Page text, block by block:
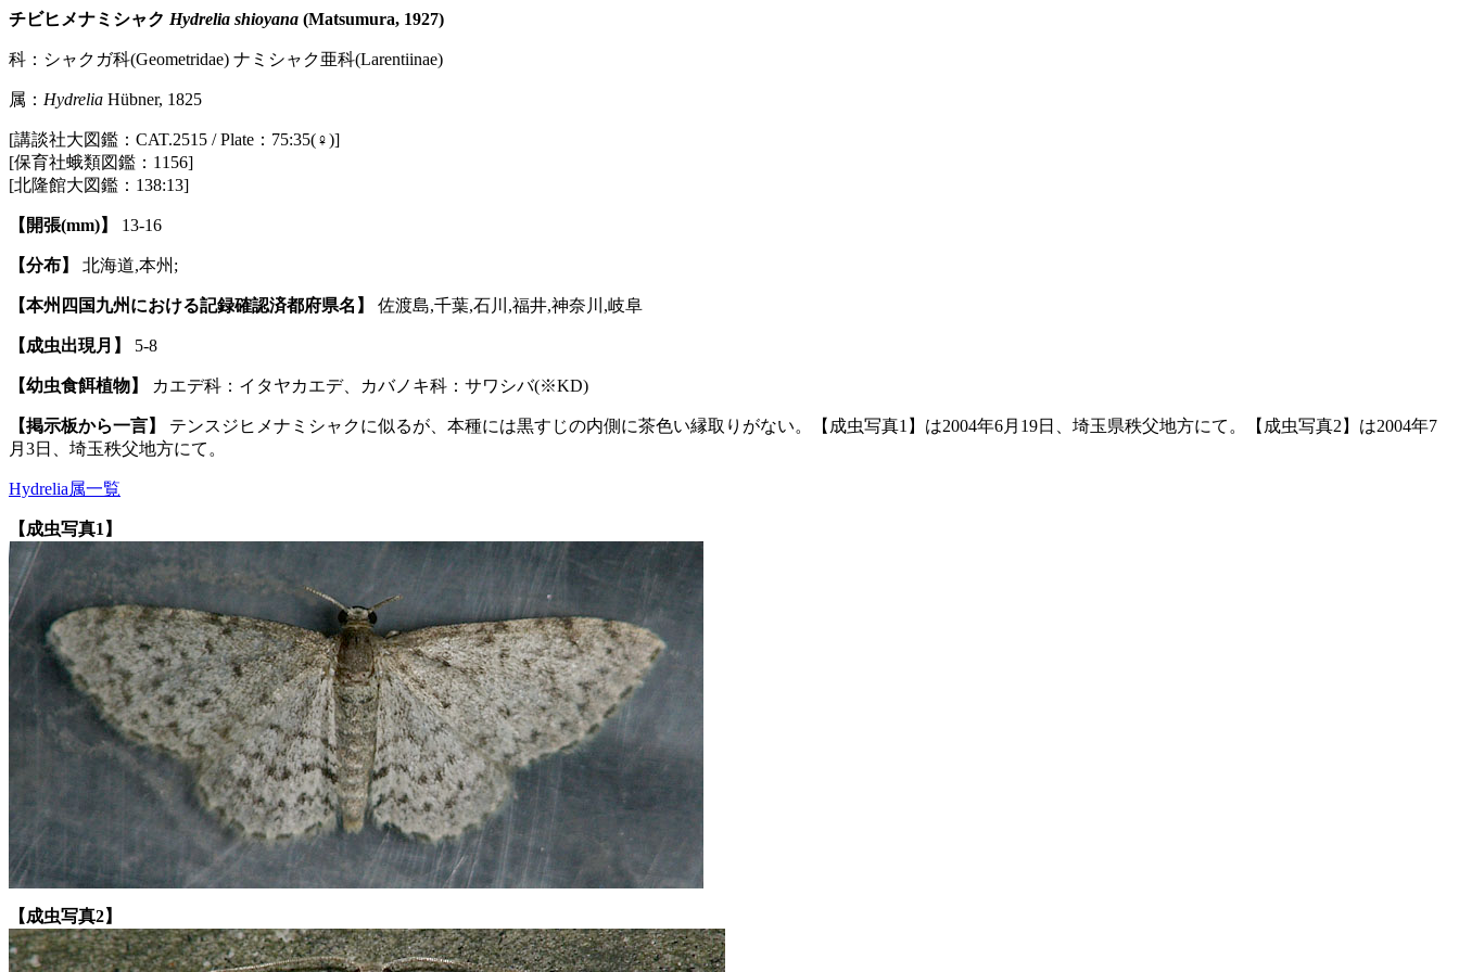
チビヒメナミシャク Hydrelia shioyana (Matsumura, 1927)
科：シャクガ科(Geometridae) ナミシャク亜科(Larentiinae)
属： Hydrelia Hübner, 1825
[講談社大図鑑：CAT.2515 / Plate：75:35(♀)]
[保育社蛾類図鑑：1156]
[北隆館大図鑑：138:13]
【開張(mm)】 13-16
【分布】 北海道,本州;
【本州四国九州における記録確認済都府県名】 佐渡島,千葉,石川,福井,神奈川,岐阜
【成虫出現月】 5-8
【幼虫食餌植物】 カエデ科：イタヤカエデ、カバノキ科：サワシバ(※KD)
【掲示板から一言】
テンスジヒメナミシャクに似るが、本種には黒すじの内側に茶色い縁取りがない。【成虫写真1】は2004年6月19日、埼玉県秩父地方にて。【成虫写真2】は2004年7
月3日、埼玉秩父地方にて。
Hydrelia属一覧
【成虫写真1】
【成虫写真2】